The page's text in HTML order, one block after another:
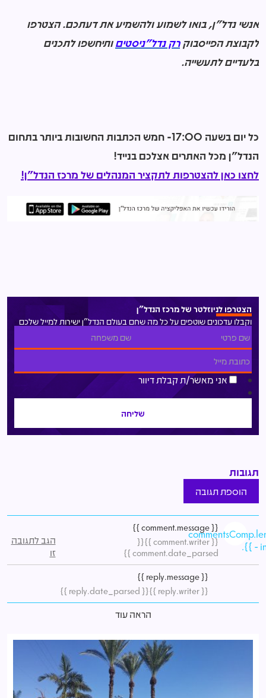
אנשי נדל"ן, בואו לשמוע ולהשמיע את דעתכם. הצטרפו
לקבוצת הפייסבוקרק נדל"ניסטיםותיחשפו לתכנים
בלעדיים לתעשייה.
כל יום בשעה 17:00- חמש הכתבות החשובות ביותר בתחום
הנדל"ן מכל האתרים אצלכם בנייד!
לחצו כאן להצטרפות לתקציר המנהלים של מרכז הנדל"ן!
הצטרפו לניוזלטר של מרכז הנדל"ן
וקבלו עדכונים שוטפים על כל מה שחם בעולם הנדל"ן ישירות למייל שלכם
אני מאשר/ת קבלת דיוור
תגובות
הוספת תגובה
-
{{ comment.message }}
{{ comment.writer }}
{{
comment.date_parsed }}
הגב לתגובה
זו
{{ reply.message }}
{{ reply.writer }}
{{ reply.date_parsed }}
הראה עוד